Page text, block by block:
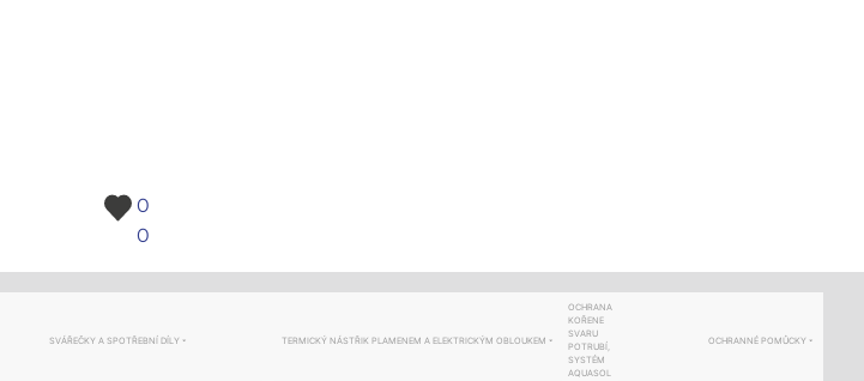
0
0
SVÁŘEČKY A SPOTŘEBNÍ DÍLY TERMICKÝ NÁSTŘIK PLAMENEM A ELEKTRICKÝM OBLOUKEM
OCHRANA
KOŘENE
SVARU
POTRUBÍ,
SYSTÉM
AQUASOL
OCHRANNÉ POMŮCKY